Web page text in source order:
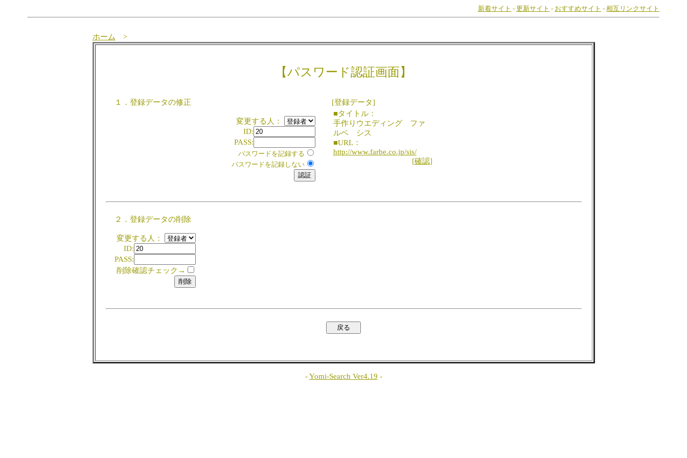
新着サイト -更新サイト - おすすめサイト -相互リンクサイト
ホーム >
【パスワード認証画面】
１．登録データの修正
変更する人：
ID:
PASS:
パスワードを記録する
パスワードを記録しない
[登録データ]
■タイトル：
手作りウエディング ファ
ルベ シス
■URL：
http://www.farbe.co.jp/sis/
[確認]
２．登録データの削除
変更する人：
ID:
PASS:
削除確認チェック→
-Yomi-Search Ver4.19 -